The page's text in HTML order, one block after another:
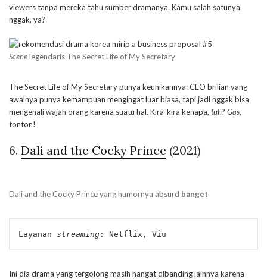
viewers tanpa mereka tahu sumber dramanya. Kamu salah satunya
nggak, ya?
Scenelegendaris The Secret Life of My Secretary
The Secret Life of My Secretary punya keunikannya: CEO brilian yang
awalnya punya kemampuan mengingat luar biasa, tapi jadi nggak bisa
mengenali wajah orang karena suatu hal. Kira-kira kenapa, tuh? Gas,
tonton!
6. Dali and the Cocky Prince (2021)
Dali and the Cocky Prince yang humornya absurd banget
Layanan streaming : Netflix, Viu
Ini dia drama yang tergolong masih hangat dibanding lainnya karena